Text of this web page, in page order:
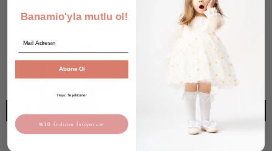
Banamio'yla mutlu ol!
Abone Ol
Hayır, Teşekkürler
%10 İndirim İstiyorum